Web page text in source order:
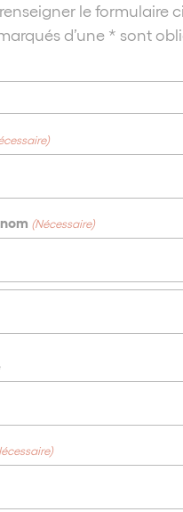
le formulaire
d’une * sont
(Nécessaire)